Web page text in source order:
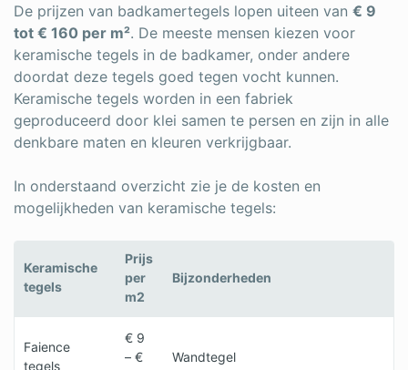
De prijzen van badkamertegels lopen uiteen van € 9
tot € 160 per m². De meeste mensen kiezen voor
keramische tegels in de badkamer, onder andere
doordat deze tegels goed tegen vocht kunnen.
Keramische tegels worden in een fabriek
geproduceerd door klei samen te persen en zijn in alle
denkbare maten en kleuren verkrijgbaar.
In onderstaand overzicht zie je de kosten en
mogelijkheden van keramische tegels:
Keramische
tegels
Prijs
per
m2
Bijzonderheden
Faience
tegels
€ 9
– €
Wandtegel